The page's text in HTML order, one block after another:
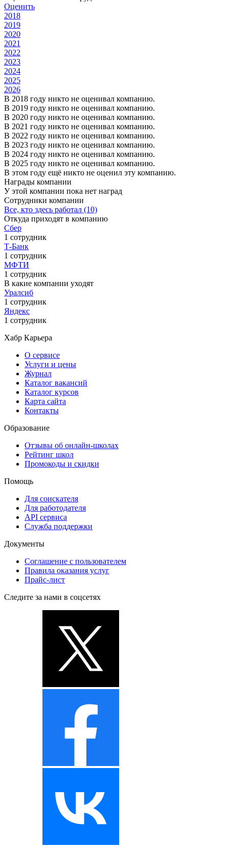
Оценить
2018
2019
2020
2021
2022
2023
2024
2025
2026
В 2018 году никто не оценивал компанию.
В 2019 году никто не оценивал компанию.
В 2020 году никто не оценивал компанию.
В 2021 году никто не оценивал компанию.
В 2022 году никто не оценивал компанию.
В 2023 году никто не оценивал компанию.
В 2024 году никто не оценивал компанию.
В 2025 году никто не оценивал компанию.
В этом году ещё никто не оценил эту компанию.
Награды компании
У этой компании пока нет наград
Сотрудники компании
Все, кто здесь работал (10)
Откуда приходят в компанию
Сбер
1 сотрудник
Т-Банк
1 сотрудник
МФТИ
1 сотрудник
В какие компании уходят
Уралсиб
1 сотрудник
Яндекс
1 сотрудник
Хабр Карьера
О сервисе
Услуги и цены
Журнал
Каталог вакансий
Каталог курсов
Карта сайта
Контакты
Образование
Отзывы об онлайн-школах
Рейтинг школ
Промокоды и скидки
Помощь
Для соискателя
Для работодателя
API сервиса
Служба поддержки
Документы
Соглашение с пользователем
Правила оказания услуг
Прайс-лист
Следите за нами в соцсетях